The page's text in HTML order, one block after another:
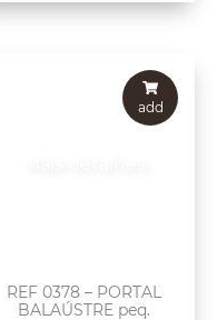
REF 0378 – PORTAL
BALAÚSTRE peq.
add